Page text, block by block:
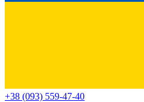
+38 (093) 559-47-40